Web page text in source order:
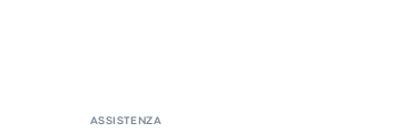
ASSISTENZA